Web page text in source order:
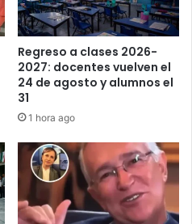
Regreso a clases 2026-
2027: docentes vuelven el
24 de agosto y alumnos el
31
1 hora ago